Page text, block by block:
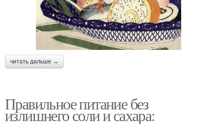
читать дальше →
Правильное питание без
излишнего соли и сахара: